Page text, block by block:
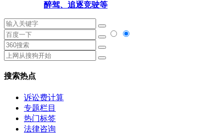
醉驾、追逐竞驶等
搜索热点
诉讼费计算
专题栏目
热门标签
法律咨询